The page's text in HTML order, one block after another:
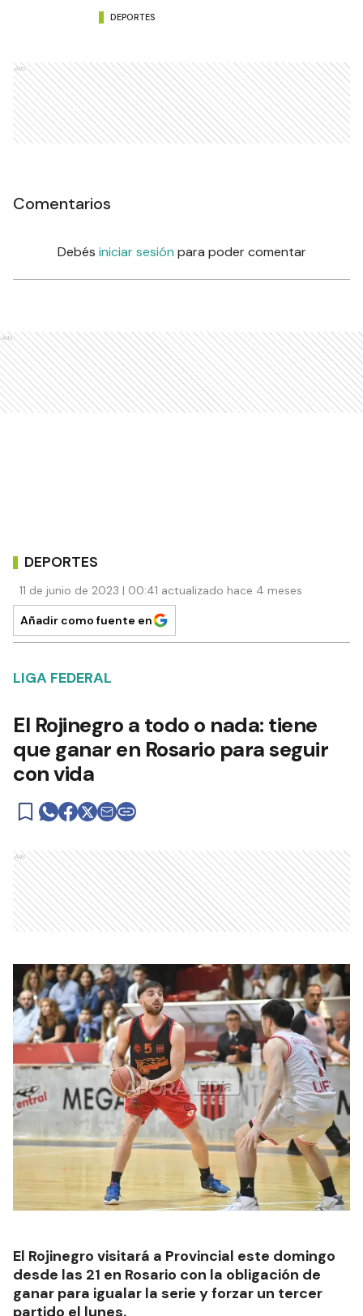
DEPORTES
Ads
Comentarios
Debés iniciar sesión para poder comentar
Ads
DEPORTES
11 de junio de 2023 | 00:41 actualizado hace 4 meses
Añadir como fuente en
LIGA FEDERAL
El Rojinegro a todo o nada: tiene
que ganar en Rosario para seguir
con vida
Ads
El Rojinegro visitará a Provincial este domingo
desde las 21 en Rosario con la obligación de
ganar para igualar la serie y forzar un tercer
partido el lunes.